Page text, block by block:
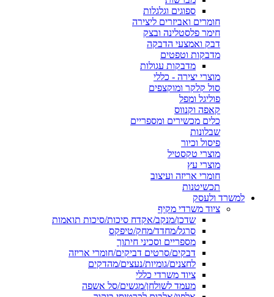
ספוגים וגלגלות
חומרים ואביזרים ליצירה
חימר פלסטלינה ובצק
דבק ואמצעי הדבקה
מדבקות וטפטים
מדבקות עגולות
מוצרי יצירה - כללי
סול קלקר ומוקצפים
פוליגל ומפל
קאפה וקנווס
כלים מכשירים ומספריים
שבלונות
פיסול וכיור
מוצרי טקסטיל
מוצרי עץ
חומרי אריזה ועיצוב
תכשיטנות
למשרד ולעסק
ציוד משרדי מקיף
שדכן/מנקב/אקדח סיכות/סיכות תואמות
סרגל/מחדד/מחק/טיפקס
מספריים וסכיני חיתוך
דבקים/סרטים דביקים/חומרי אריזה
לחצנים/גומיות/נעצים/מהדקים
ציוד משרדי כללי
מעמד לשולחן/מגשים/סל אשפה